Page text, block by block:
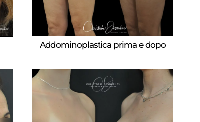
Addominoplastica prima e dopo